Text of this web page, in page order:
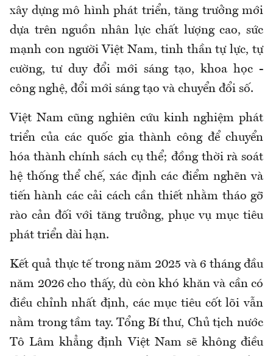
xây dựng mô hình phát triển, tăng trưởng mới
dựa trên nguồn nhân lực chất lượng cao, sức
mạnh con người Việt Nam, tinh thần tự lực, tự
cường, tư duy đổi mới sáng tạo, khoa học -
công nghệ, đổi mới sáng tạo và chuyển đổi số.
Việt Nam cũng nghiên cứu kinh nghiệm phát
triển của các quốc gia thành công để chuyển
hóa thành chính sách cụ thể; đồng thời rà soát
hệ thống thể chế, xác định các điểm nghẽn và
tiến hành các cải cách cần thiết nhằm tháo gỡ
rào cản đối với tăng trưởng, phục vụ mục tiêu
phát triển dài hạn.
Kết quả thực tế trong năm 2025 và 6 tháng đầu
năm 2026 cho thấy, dù còn khó khăn và cần có
điều chỉnh nhất định, các mục tiêu cốt lõi vẫn
nằm trong tầm tay. Tổng Bí thư, Chủ tịch nước
Tô Lâm khẳng định Việt Nam sẽ không điều